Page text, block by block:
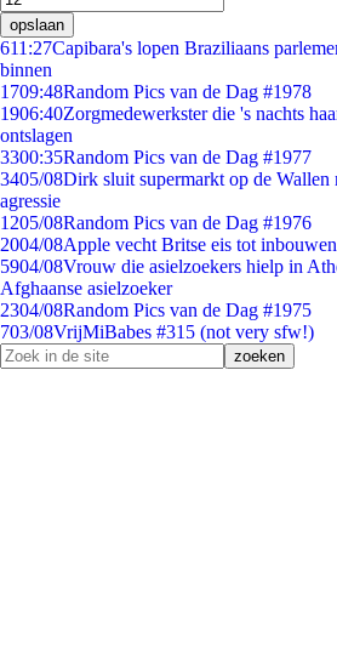
opslaan
611:27Capibara's lopen Braziliaans
binnen
1709:48Random Pics van de Dag #1978
1906:40Zorgmedewerkster die 's nachts
ontslagen
3300:35Random Pics van de Dag #1977
3405/08Dirk sluit supermarkt op de Wallen
agressie
1205/08Random Pics van de Dag #1976
2004/08Apple vecht Britse eis tot
5904/08Vrouw die asielzoekers hielp in
Afghaanse asielzoeker
2304/08Random Pics van de Dag #1975
703/08VrijMiBabes #315 (not very sfw!)